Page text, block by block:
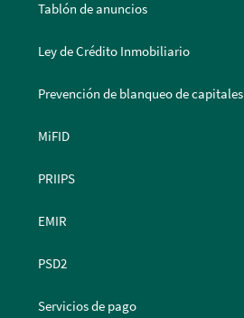
Tablón de anuncios
Ley de Crédito Inmobiliario
Prevención de blanqueo de capitales
MiFID
PRIIPS
EMIR
PSD2
Servicios de pago